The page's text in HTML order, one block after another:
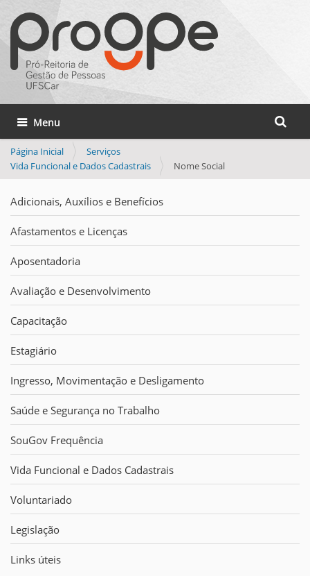
Busca
Busca
Toggle navigation
Página Inicial
Serviços
Vida Funcional e Dados Cadastrais
Nome Social
Adicionais, Auxílios e Benefícios
Afastamentos e Licenças
Aposentadoria
Avaliação e Desenvolvimento
Capacitação
Estagiário
Ingresso, Movimentação e Desligamento
Saúde e Segurança no Trabalho
SouGov Frequência
Vida Funcional e Dados Cadastrais
Voluntariado
Legislação
Links úteis